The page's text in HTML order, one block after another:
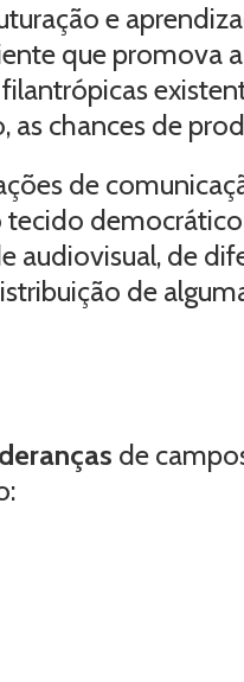
e
que promova
as chances de
de
audiovisual, de
de
de